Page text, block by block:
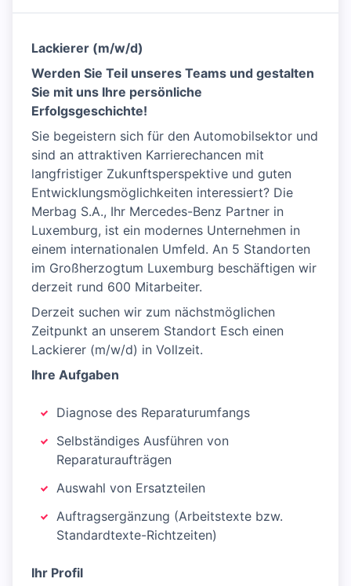
Lackierer (m/w/d)
Werden Sie Teil unseres Teams und gestalten
Sie mit uns Ihre persönliche
Erfolgsgeschichte!
Sie begeistern sich für den Automobilsektor und
sind an attraktiven Karrierechancen mit
langfristiger Zukunftsperspektive und guten
Entwicklungsmöglichkeiten interessiert? Die
Merbag S.A., Ihr Mercedes-Benz Partner in
Luxemburg, ist ein modernes Unternehmen in
einem internationalen Umfeld. An 5 Standorten
im Großherzogtum Luxemburg beschäftigen wir
derzeit rund 600 Mitarbeiter.
Derzeit suchen wir zum nächstmöglichen
Zeitpunkt an unserem Standort Esch einen
Lackierer (m/w/d) in Vollzeit.
Ihre Aufgaben
Diagnose des Reparaturumfangs
Selbständiges Ausführen von
Reparaturaufträgen
Auswahl von Ersatzteilen
Auftragsergänzung (Arbeitstexte bzw.
Standardtexte-Richtzeiten)
Ihr Profil